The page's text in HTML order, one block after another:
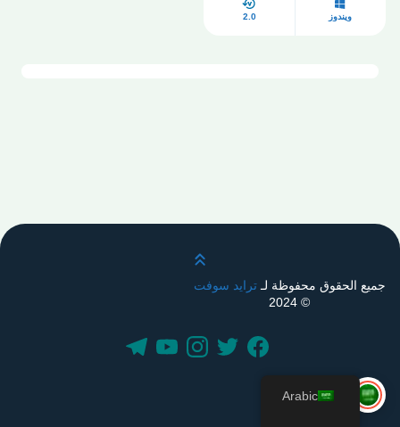
ويندوز 2.0
قم بالتمرير لأعلى
جميع الحقوق محفوظة لـترايد سوفت
© 2024
Arabic